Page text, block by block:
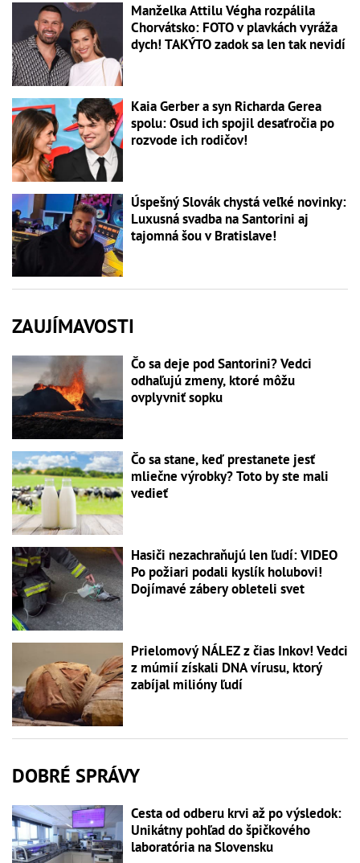
Manželka Attilu Végha rozpálila
Chorvátsko: FOTO v plavkách vyráža
dych! TAKÝTO zadok sa len tak nevidí
Kaia Gerber a syn Richarda Gerea
spolu: Osud ich spojil desaťročia po
rozvode ich rodičov!
Úspešný Slovák chystá veľké novinky:
Luxusná svadba na Santorini aj
tajomná šou v Bratislave!
ZAUJÍMAVOSTI
Čo sa deje pod Santorini? Vedci
odhaľujú zmeny, ktoré môžu
ovplyvniť sopku
Čo sa stane, keď prestanete jesť
mliečne výrobky? Toto by ste mali
vedieť
Hasiči nezachraňujú len ľudí: VIDEO
Po požiari podali kyslík holubovi!
Dojímavé zábery obleteli svet
Prielomový NÁLEZ z čias Inkov! Vedci
z múmií získali DNA vírusu, ktorý
zabíjal milióny ľudí
DOBRÉ SPRÁVY
Cesta od odberu krvi až po výsledok:
Unikátny pohľad do špičkového
laboratória na Slovensku